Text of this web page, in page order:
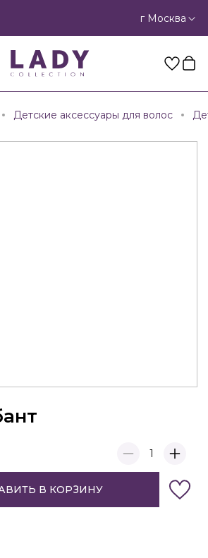
г Москва
Детские аксессуары для волос
1
В КОРЗИНУ